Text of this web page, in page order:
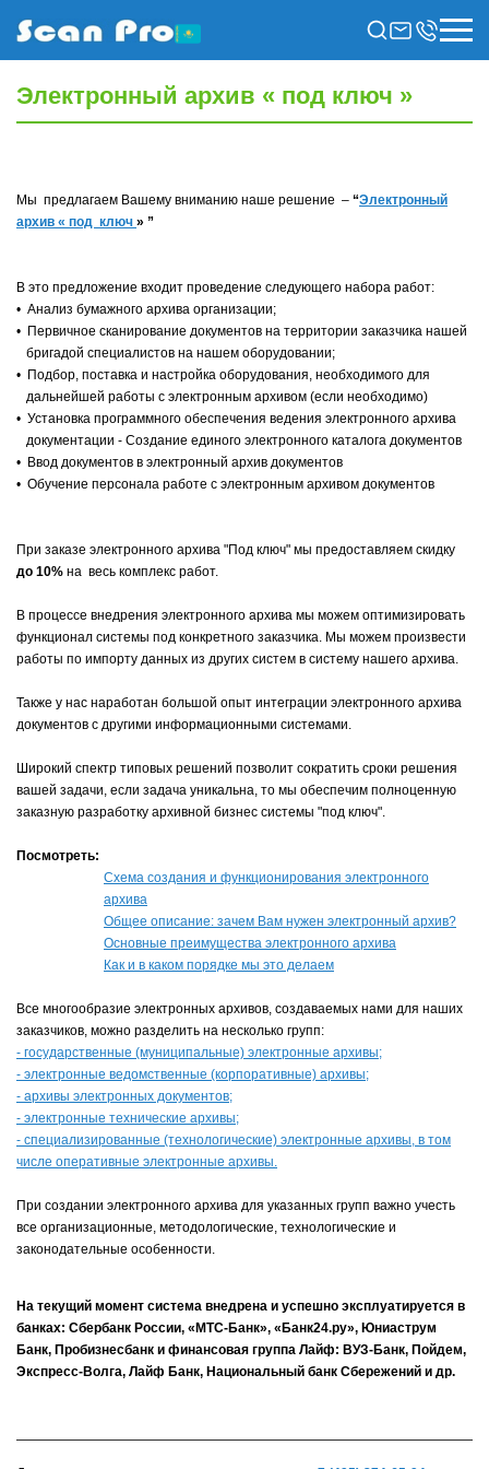
Электронный архив « под ключ »
Мы предлагаем Вашему вниманию наше решение – “Электронный
архив « под ключ » ”
В это предложение входит проведение следующего набора работ:
• Анализ бумажного архива организации;
• Первичное сканирование документов на территории заказчика нашей
бригадой специалистов на нашем оборудовании;
• Подбор, поставка и настройка оборудования, необходимого для
дальнейшей работы с электронным архивом (если необходимо)
• Установка программного обеспечения ведения электронного архива
документации - Создание единого электронного каталога документов
• Ввод документов в электронный архив документов
• Обучение персонала работе с электронным архивом документов
При заказе электронного архива "Под ключ" мы предоставляем скидку
до 10% на весь комплекс работ.
В процессе внедрения электронного архива мы можем оптимизировать
функционал системы под конкретного заказчика. Мы можем произвести
работы по импорту данных из других систем в систему нашего архива.
Также у нас наработан большой опыт интеграции электронного архива
документов с другими информационными системами.
Широкий спектр типовых решений позволит сократить сроки решения
вашей задачи, если задача уникальна, то мы обеспечим полноценную
заказную разработку архивной бизнес системы "под ключ".
Посмотреть:
Схема создания и функционирования электронного
архива
Общее описание: зачем Вам нужен электронный архив?
Основные преимущества электронного архива
Как и в каком порядке мы это делаем
Все многообразие электронных архивов, создаваемых нами для наших
заказчиков, можно разделить на несколько групп:
- государственные (муниципальные) электронные архивы;
- электронные ведомственные (корпоративные) архивы;
- архивы электронных документов;
- электронные технические архивы;
- специализированные (технологические) электронные архивы, в том
числе оперативные электронные архивы.
При создании электронного архива для указанных групп важно учесть
все организационные, методологические, технологические и
законодательные особенности.
На текущий момент система внедрена и успешно эксплуатируется в
банках: Сбербанк России, «МТС-Банк», «Банк24.ру», Юниаструм
Банк, Пробизнесбанк и финансовая группа Лайф: ВУЗ-Банк, Пойдем,
Экспресс-Волга, Лайф Банк, Национальный банк Сбережений и др.